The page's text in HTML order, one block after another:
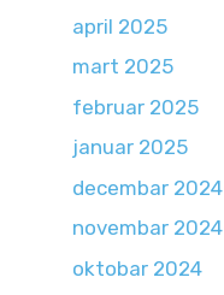
april 2025
mart 2025
februar 2025
januar 2025
decembar 2024
novembar 2024
oktobar 2024